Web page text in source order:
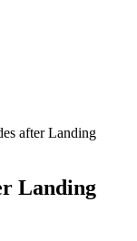
after Landing
Landing